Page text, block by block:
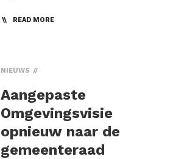
READ MORE
NIEUWS
Aangepaste
Omgevingsvisie
opnieuw naar de
gemeenteraad